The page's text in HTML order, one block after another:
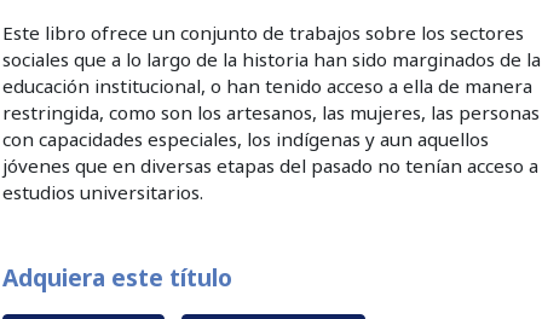
Este libro ofrece un conjunto de trabajos sobre los sectores
sociales que a lo largo de la historia han sido marginados de la
educación institucional, o han tenido acceso a ella de manera
restringida, como son los artesanos, las mujeres, las personas
con capacidades especiales, los indígenas y aun aquellos
jóvenes que en diversas etapas del pasado no tenían acceso a
estudios universitarios.
Adquiera este título